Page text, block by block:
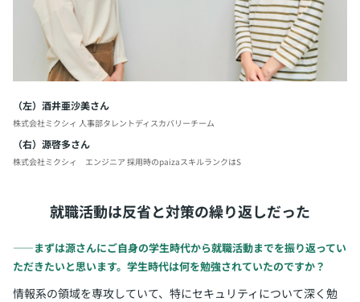
（左）酒井亜沙美さん
株式会社ミクシィ 人事部タレントディスカバリーチーム
（右）源啓多さん
株式会社ミクシィ エンジニア 採用時のpaizaスキルランクはS
就職活動は反省と対策の繰り返しだった
――まずは源さんにご自身の学生時代から就職活動までを振り返ってい
ただきたいと思います。学生時代は何を勉強されていたのですか？
情報系の領域を専攻していて、特にセキュリティについて深く勉